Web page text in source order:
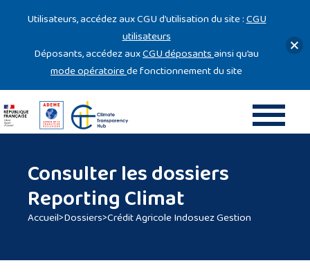
Consulter les dossiers
Reporting Climat
Accueil>Dossiers>Crédit Agricole Indosuez Gestion
Utilisateurs, accédez aux CGU d’utilisation du site :CGU
utilisateurs
Déposants, accédez auxCGU déposantsainsi qu’au
mode opératoirede fonctionnement du site